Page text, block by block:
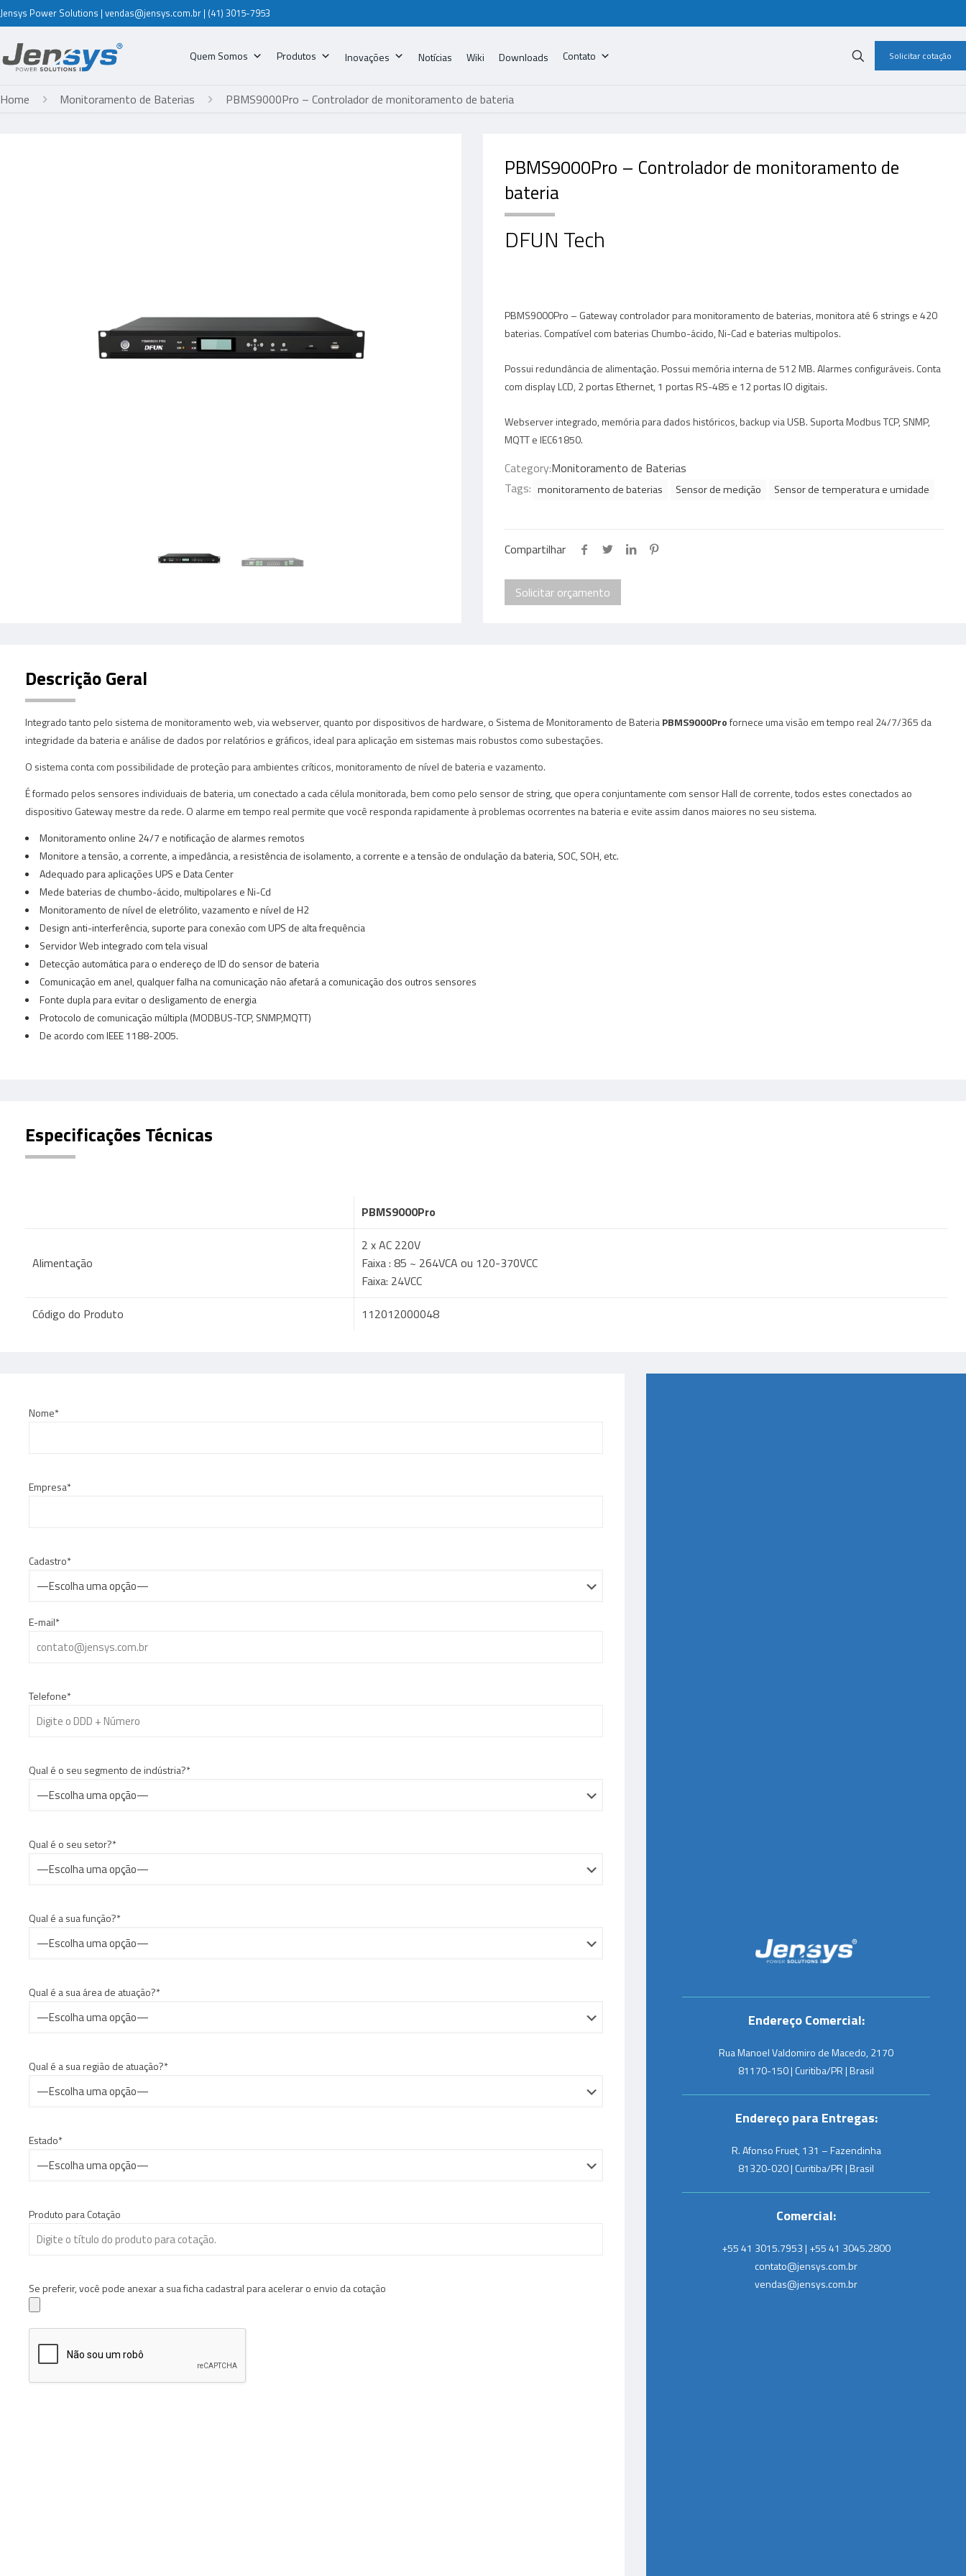
Jensys Power Solutions | vendas@jensys.com.br | (41) 3015-7953
Quem Somos Produtos Inovações Notícias Wiki Downloads Contato Solicitar cotação
Home Monitoramento de Baterias PBMS9000Pro – Controlador de monitoramento de bateria
PBMS9000Pro – Controlador de monitoramento de
bateria
DFUN Tech
PBMS9000Pro – Gateway controlador para monitoramento de baterias, monitora até 6 strings e 420
baterias. Compatível com baterias Chumbo-ácido, Ni-Cad e baterias multipolos.
Possui redundância de alimentação. Possui memória interna de 512 MB. Alarmes configuráveis. Conta
com display LCD, 2 portas Ethernet, 1 portas RS-485 e 12 portas IO digitais.
Webserver integrado, memória para dados históricos, backup via USB. Suporta Modbus TCP, SNMP,
MQTT e IEC61850.
Category:Monitoramento de Baterias
Tags: monitoramento de baterias Sensor de medição Sensor de temperatura e umidade
Compartilhar
Solicitar orçamento
Descrição Geral
Integrado tanto pelo sistema de monitoramento web, via webserver, quanto por dispositivos de hardware, o Sistema de Monitoramento de BateriaPBMS9000Profornece uma visão em tempo real 24/7/365 da
integridade da bateria e análise de dados por relatórios e gráficos, ideal para aplicação em sistemas mais robustos como subestações.
O sistema conta com possibilidade de proteção para ambientes críticos, monitoramento de nível de bateria e vazamento.
É formado pelos sensores individuais de bateria, um conectado a cada célula monitorada, bem como pelo sensor de string, que opera conjuntamente com sensor Hall de corrente, todos estes conectados ao
dispositivo Gateway mestre da rede. O alarme em tempo real permite que você responda rapidamente à problemas ocorrentes na bateria e evite assim danos maiores no seu sistema.
Monitoramento online 24/7 e notificação de alarmes remotos
Monitore a tensão, a corrente, a impedância, a resistência de isolamento, a corrente e a tensão de ondulação da bateria, SOC, SOH, etc.
Adequado para aplicações UPS e Data Center
Mede baterias de chumbo-ácido, multipolares e Ni-Cd
Monitoramento de nível de eletrólito, vazamento e nível de H2
Design anti-interferência, suporte para conexão com UPS de alta frequência
Servidor Web integrado com tela visual
Detecção automática para o endereço de ID do sensor de bateria
Comunicação em anel, qualquer falha na comunicação não afetará a comunicação dos outros sensores
Fonte dupla para evitar o desligamento de energia
Protocolo de comunicação múltipla (MODBUS-TCP, SNMP,MQTT)
De acordo com IEEE 1188-2005.
Especificações Técnicas
PBMS9000Pro
Alimentação
2 x AC 220V
Faixa : 85 ~ 264VCA ou 120-370VCC
Faixa: 24VCC
Código do Produto
112012000048
Nome*
Empresa*
Cadastro*
E-mail*
Telefone*
Qual é o seu segmento de indústria?*
Qual é o seu setor?*
Qual é a sua função?*
Qual é a sua área de atuação?*
Qual é a sua região de atuação?*
Estado*
Produto para Cotação
Se preferir, você pode anexar a sua ficha cadastral para acelerar o envio da cotação
Endereço Comercial:
Rua Manoel Valdomiro de Macedo, 2170
81170-150 | Curitiba/PR | Brasil
Endereço para Entregas:
R. Afonso Fruet, 131 – Fazendinha
81320-020 | Curitiba/PR | Brasil
Comercial:
+55 41 3015.7953 | +55 41 3045.2800
contato@jensys.com.br
vendas@jensys.com.br